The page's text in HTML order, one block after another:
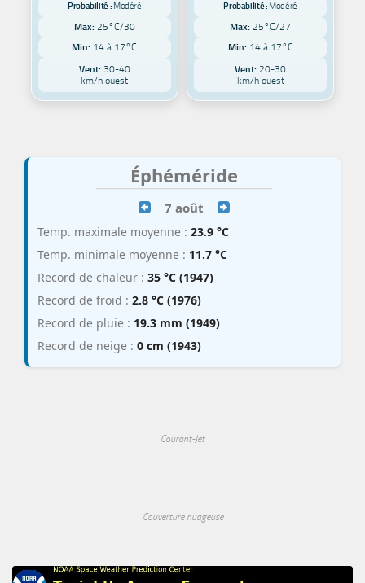
Probabilité : Modéré
Max: 25°C/30
Min: 14 à 17°C
Vent:30-40
km/h ouest
Probabilité : Modéré
Max: 25°C/27
Min: 14 à 17°C
Vent: 20-30
km/h ouest
Éphéméride
7 août
Temp. maximale moyenne : 23.9 °C
Temp. minimale moyenne : 11.7 °C
Record de chaleur : 35 °C (1947)
Record de froid : 2.8 °C (1976)
Record de pluie : 19.3 mm (1949)
Record de neige : 0 cm (1943)
Courant-Jet
Couverture nuageuse